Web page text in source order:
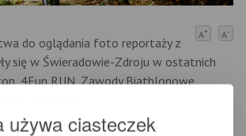
używa ciasteczek
A+ A-
do oglądania foto reportaży z
się w Świeradowie-Zdroju w ostatnich
4Fun RUN, Zawody Biathlonowe.